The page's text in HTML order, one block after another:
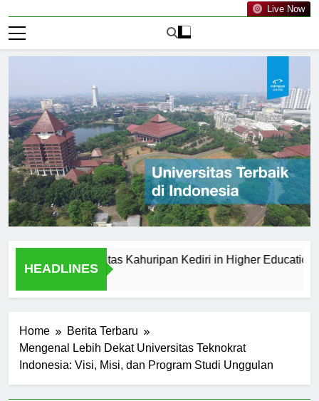
Live Now
HEADLINES
of Universitas Kahuripan Kediri in Higher Education
Home
Berita Terbaru
Mengenal Lebih Dekat Universitas Teknokrat
Indonesia: Visi, Misi, dan Program Studi Unggulan